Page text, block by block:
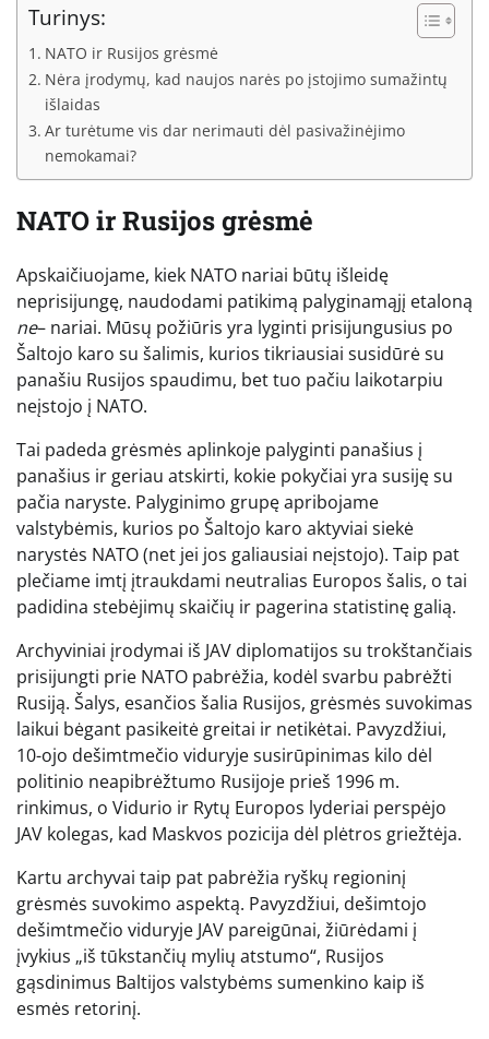
Turinys:
NATO ir Rusijos grėsmė
Nėra įrodymų, kad naujos narės po įstojimo sumažintų
išlaidas
Ar turėtume vis dar nerimauti dėl pasivažinėjimo
nemokamai?
NATO ir Rusijos grėsmė
Apskaičiuojame, kiek NATO nariai būtų išleidę
neprisijungę, naudodami patikimą palyginamąjį etaloną
ne– nariai. Mūsų požiūris yra lyginti prisijungusius po
Šaltojo karo su šalimis, kurios tikriausiai susidūrė su
panašiu Rusijos spaudimu, bet tuo pačiu laikotarpiu
neįstojo į NATO.
Tai padeda grėsmės aplinkoje palyginti panašius į
panašius ir geriau atskirti, kokie pokyčiai yra susiję su
pačia naryste. Palyginimo grupę apribojame
valstybėmis, kurios po Šaltojo karo aktyviai siekė
narystės NATO (net jei jos galiausiai neįstojo). Taip pat
plečiame imtį įtraukdami neutralias Europos šalis, o tai
padidina stebėjimų skaičių ir pagerina statistinę galią.
Archyviniai įrodymai iš JAV diplomatijos su trokštančiais
prisijungti prie NATO pabrėžia, kodėl svarbu pabrėžti
Rusiją. Šalys, esančios šalia Rusijos, grėsmės suvokimas
laikui bėgant pasikeitė greitai ir netikėtai. Pavyzdžiui,
10-ojo dešimtmečio viduryje susirūpinimas kilo dėl
politinio neapibrėžtumo Rusijoje prieš 1996 m.
rinkimus, o Vidurio ir Rytų Europos lyderiai perspėjo
JAV kolegas, kad Maskvos pozicija dėl plėtros griežtėja.
Kartu archyvai taip pat pabrėžia ryškų regioninį
grėsmės suvokimo aspektą. Pavyzdžiui, dešimtojo
dešimtmečio viduryje JAV pareigūnai, žiūrėdami į
įvykius „iš tūkstančių mylių atstumo“, Rusijos
gąsdinimus Baltijos valstybėms sumenkino kaip iš
esmės retorinį.